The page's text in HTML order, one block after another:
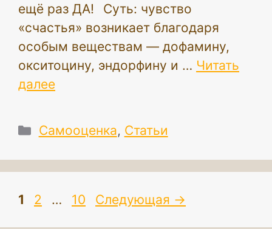
ещё раз ДА!⠀Суть: чувство
«счастья» возникает благодаря
особым веществам — дофамину,
окситоцину, эндорфину и … Читать
далее
Рубрики
Самооценка, Статьи
Страница
1 Страница
2 … Страница
10 Следующая →